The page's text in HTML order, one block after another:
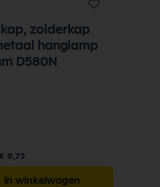
zolderkap
hanglamp
D580N
8,73
In winkelwagen